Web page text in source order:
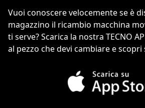
Vuoi conoscere velocemente se è
magazzino il ricambio macchina
ti serve? Scarica la nostra TECNO
al pezzo che devi cambiare e scopri